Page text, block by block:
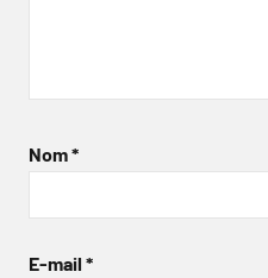
Nom*
E-mail *